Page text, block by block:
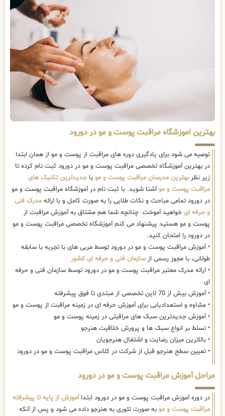
بهترین اموزشگاه مراقبت پوست و مو در دورود
توصیه می شود برای یادگیری دوره های مراقبت از پوست و مو از همان ابتدا
در بهترین آموزشگاه تخصصی مراقبت پوست و مو در دورود ثبت نام کرده تا
زیر نظربهترین مدرسان مراقبت پوست و مو با جدیدترین تکنیک های
مراقبت پوست و موآشنا شوید. با ثبت نام در آموزشگاه مراقبت پوست و مو
در دورود تمامی مباحث و نکات طلایی را به صورت کامل و با ارائه مدرک فنی
و حرفه ای خواهید آموخت. چنانچه شما هم مشتاق به آموزش مراقبت از
پوست و مو هستید پیشنهاد می کنم آموزشگاه تخصصی مراقبت پوست و مو
در دورود را امتحان کنید.
• آموزش مراقبت پوست و مو در دورود توسط مربی های با تجربه با سابقه
طولانی، با مجوز رسمی ازسازمان فنی و حرفه ای کشور
• ارائه مدرک معتبر مراقبت پوست و مو در دورود توسط سازمان فنی و حرفه
ای
• آموزش بیش از 70 لاین تخصصی از مبتدی تا فوق پیشرفته
• مشاوه و استعدادیابی برای آموزش حرفه ای در زمینه مراقبت از پوست و مو
• آموزش جدیدترین سبک های مراقبتی در زمینه پوست و مو
• تسلط بر انواع سبک ها و پرورش خلاقیت هنرجو
• بالاترین میزان رضایت و اشتغال هنرجویان
• تعیین سطح هنرجو قبل از شرکت در کلاس مراقبت پوست و مو در دورود
مراحل آموزش مراقبت پوست و مو در دورود
در دوره آموزش مراقبت پوست و مو در دورود ابتداآموزش از پایه تا پیشرفته
مراقبت پوست و مو به صورت تئوری به هنرجو داده می شود و پس از آنکه